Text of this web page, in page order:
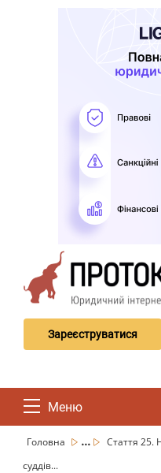
Зареєструватися
Меню
Головна ...
Стаття 25.
суддів...